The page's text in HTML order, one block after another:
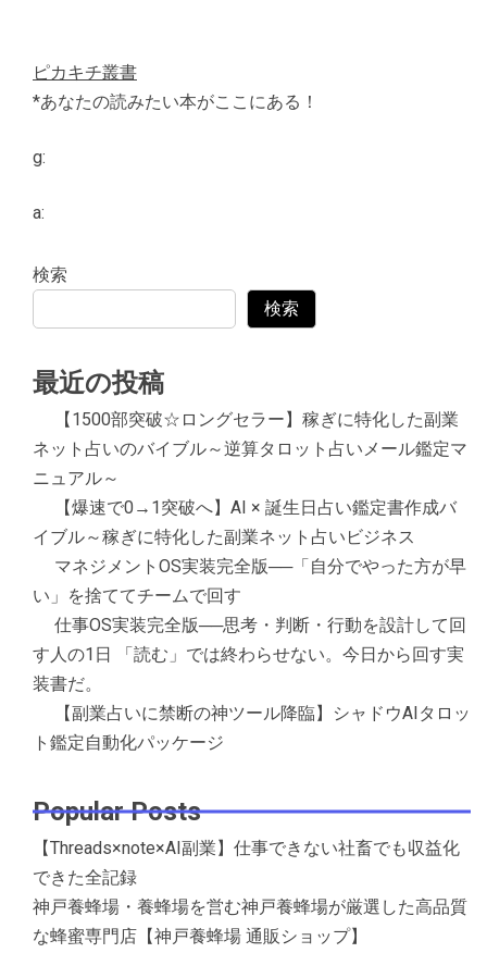
ピカキチ叢書
*あなたの読みたい本がここにある！
g:
a:
検索
検索
最近の投稿
【1500部突破☆ロングセラー】稼ぎに特化した副業
ネット占いのバイブル～逆算タロット占いメール鑑定マ
ニュアル～
【爆速で0→1突破へ】AI × 誕生日占い鑑定書作成バ
イブル～稼ぎに特化した副業ネット占いビジネス
マネジメントOS実装完全版──「自分でやった方が早
い」を捨ててチームで回す
仕事OS実装完全版──思考・判断・行動を設計して回
す人の1日 「読む」では終わらせない。今日から回す実
装書だ。
【副業占いに禁断の神ツール降臨】シャドウAIタロッ
ト鑑定自動化パッケージ
Popular Posts
【Threads×note×AI副業】仕事できない社畜でも収益化
できた全記録
神戸養蜂場・養蜂場を営む神戸養蜂場が厳選した高品質
な蜂蜜専門店【神戸養蜂場 通販ショップ】